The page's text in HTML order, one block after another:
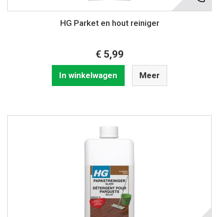
HG Parket en hout reiniger
€ 5,99
In winkelwagen Meer